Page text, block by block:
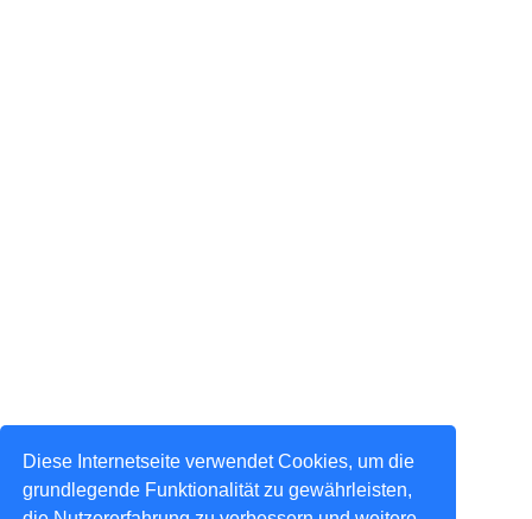
Diese Internetseite verwendet Cookies, um die
grundlegende Funktionalität zu gewährleisten,